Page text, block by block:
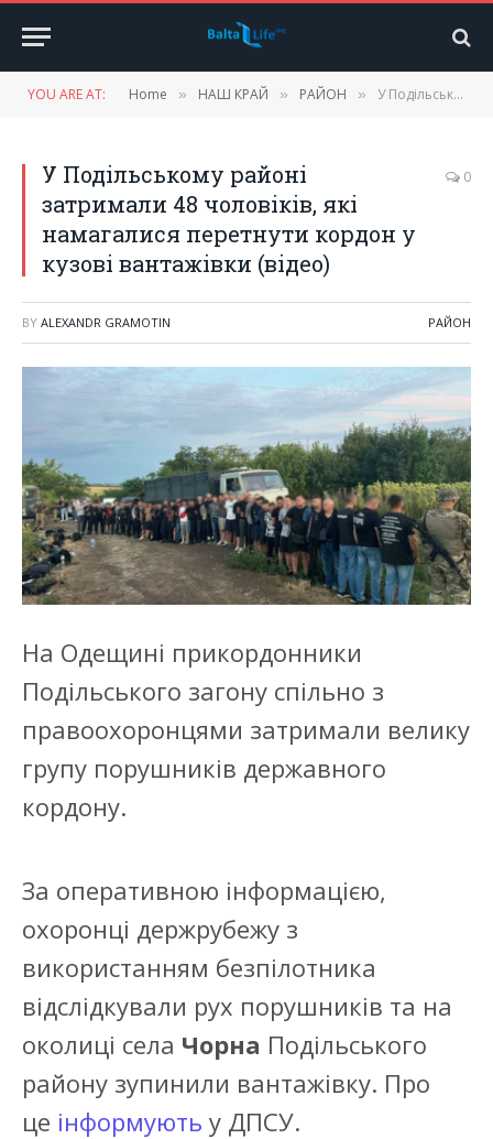
YOU ARE AT: Home » НАШ КРАЙ » РАЙОН » У Подільському районі затримали 48 чоловіків, які намагалися перетнути кордон у кузові вантажівки (відео)
У Подільському районі
затримали 48 чоловіків, які
намагалися перетнути кордон у
кузові вантажівки (відео)
0
BY ALEXANDR GRAMOTIN РАЙОН
На Одещині прикордонники
Подільського загону спільно з
правоохоронцями затримали велику
групу порушників державного
кордону.
За оперативною інформацією,
охоронці держрубежу з
використанням безпілотника
відслідкували рух порушників та на
околиці села Чорна Подільського
району зупинили вантажівку. Про
це інформують у ДПСУ.